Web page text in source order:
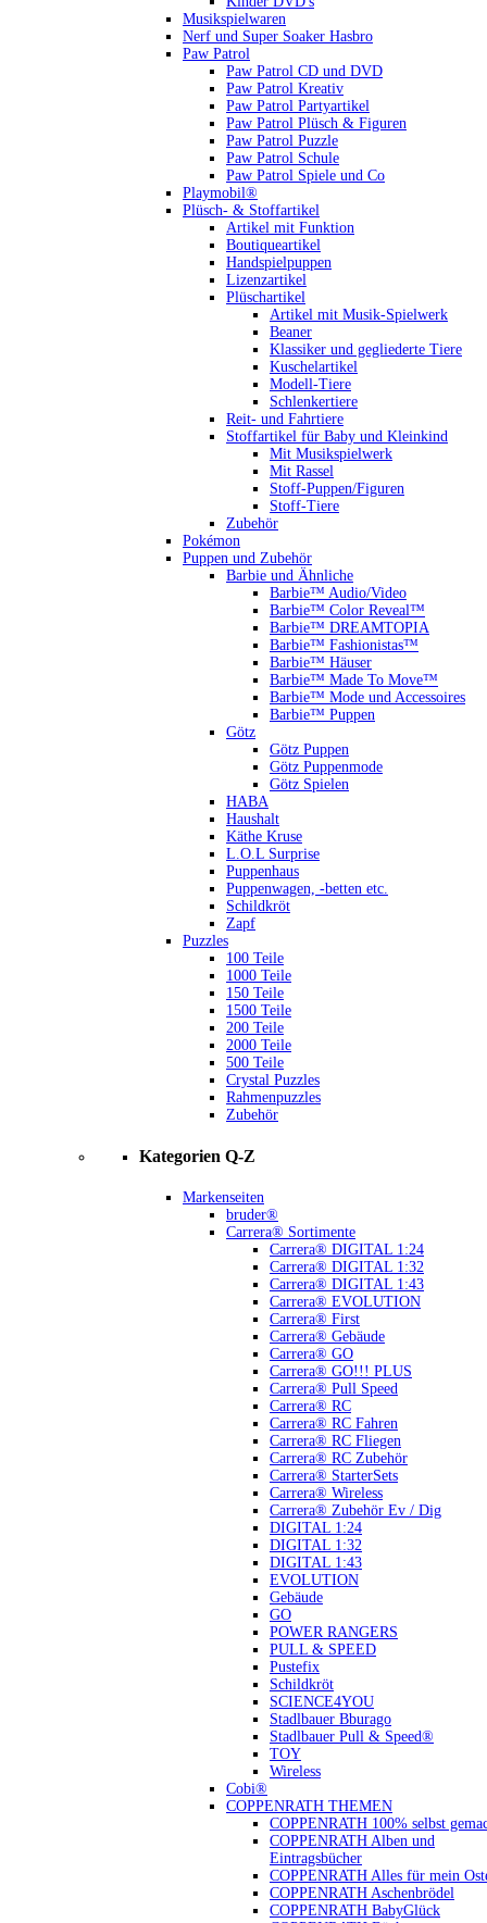
Musikspielwaren
Nerf und Super Soaker Hasbro
Paw Patrol
Paw Patrol CD und DVD
Paw Patrol Kreativ
Paw Patrol Partyartikel
Paw Patrol Plüsch & Figuren
Paw Patrol Puzzle
Paw Patrol Schule
Paw Patrol Spiele und Co
Playmobil®
Plüsch- & Stoffartikel
Artikel mit Funktion
Boutiqueartikel
Handspielpuppen
Lizenzartikel
Plüschartikel
Artikel mit Musik-Spielwerk
Beaner
Klassiker und gegliederte Tiere
Kuschelartikel
Modell-Tiere
Schlenkertiere
Reit- und Fahrtiere
Stoffartikel für Baby und Kleinkind
Mit Musikspielwerk
Mit Rassel
Stoff-Puppen/Figuren
Stoff-Tiere
Zubehör
Pokémon
Puppen und Zubehör
Barbie und Ähnliche
Barbie™ Audio/Video
Barbie™ Color Reveal™
Barbie™ DREAMTOPIA
Barbie™ Fashionistas™
Barbie™ Häuser
Barbie™ Made To Move™
Barbie™ Mode und Accessoires
Barbie™ Puppen
Götz
Götz Puppen
Götz Puppenmode
Götz Spielen
HABA
Haushalt
Käthe Kruse
L.O.L Surprise
Puppenhaus
Puppenwagen, -betten etc.
Schildkröt
Zapf
Puzzles
100 Teile
1000 Teile
150 Teile
1500 Teile
200 Teile
2000 Teile
500 Teile
Crystal Puzzles
Rahmenpuzzles
Zubehör
Kategorien Q-Z
Markenseiten
bruder®
Carrera® Sortimente
Carrera® DIGITAL 1:24
Carrera® DIGITAL 1:32
Carrera® DIGITAL 1:43
Carrera® EVOLUTION
Carrera® First
Carrera® Gebäude
Carrera® GO
Carrera® GO!!! PLUS
Carrera® Pull Speed
Carrera® RC
Carrera® RC Fahren
Carrera® RC Fliegen
Carrera® RC Zubehör
Carrera® StarterSets
Carrera® Wireless
Carrera® Zubehör Ev / Dig
DIGITAL 1:24
DIGITAL 1:32
DIGITAL 1:43
EVOLUTION
Gebäude
GO
POWER RANGERS
PULL & SPEED
Pustefix
Schildkröt
SCIENCE4YOU
Stadlbauer Bburago
Stadlbauer Pull & Speed®
TOY
Wireless
Cobi®
COPPENRATH THEMEN
COPPENRATH 100% selbst
COPPENRATH Alben und
Eintragsbücher
COPPENRATH Alles für mein
COPPENRATH Aschenbrödel
COPPENRATH BabyGlück